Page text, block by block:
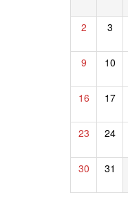
2 3
9 10
16 17
23 24
30 31